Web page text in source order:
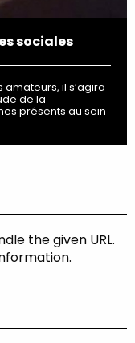
sociales
il s’agira
de la
présents au sein
the given URL.